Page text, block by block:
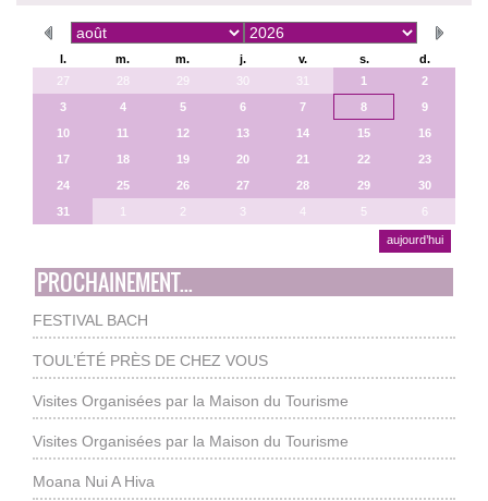
l. m. m. j. v. s.
d.
27
28 29 30 31 1
2
3
4 5 6 7 8
9
10
11 12 13 14 15
16
17
18 19 20 21 22
23
24
25 26 27 28 29
30
31
1 2 3 4 5 6
aujourd’hui
PROCHAINEMENT...
FESTIVAL BACH
TOUL’ÉTÉ PRÈS DE CHEZ VOUS
Visites Organisées par la Maison du Tourisme
Visites Organisées par la Maison du Tourisme
Moana Nui A Hiva